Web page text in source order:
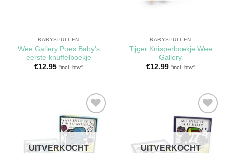
BABYSPULLEN
Wee Gallery Poes Baby’s
eerste knuffelboekje
€12.95 "incl. btw"
BABYSPULLEN
Tijger Knisperboekje Wee
Gallery
€12.99 "incl. btw"
Toevoegen
aan
verlanglijst
UITVERKOCHT
Toevoegen
aan
verlanglijst
UITVERKOCHT